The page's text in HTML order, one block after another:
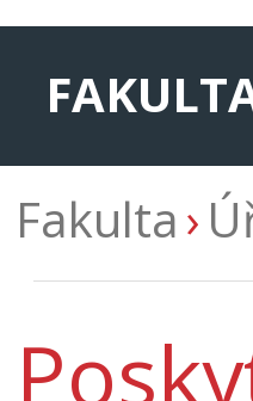
Fakulta